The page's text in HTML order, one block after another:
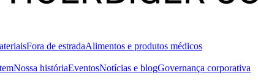
Fora de estradaAlimentos e produtos médicos
Nossa históriaEventosNotícias e blogGovernança corporativa